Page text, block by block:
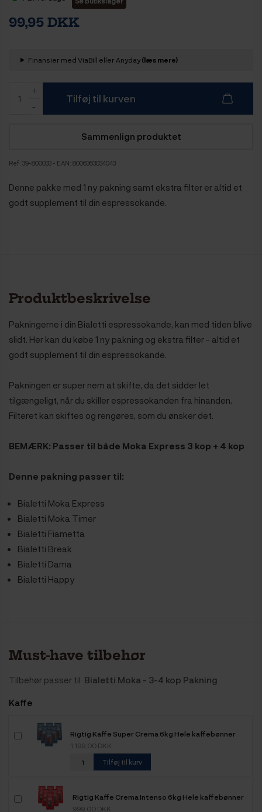
99,95 DKK
Finansier med ViaBill eller Anyday(læs mere)
Tilføj til kurven
Sammenlign produktet
Ref: 39-800033 - EAN: 8006363034043
Denne pakke med 1 ny pakning samt ekstra filter er altid et
godt supplement til din espressokande.
Produktbeskrivelse
Pakningerne i din Bialetti espressokande, kan med tiden blive
slidt. Her kan du købe 1 ny pakning og ekstra filter - altid et
godt supplement til din espressokande.
Pakningen er super nem at skifte, da det sidder let
tilgængeligt, når du skiller espressokanden fra hinanden.
Filteret kan skiftes og rengøres, som du ønsker det.
BEMÆRK: Passer til både Moka Express 3 kop + 4 kop
Denne pakning passer til:
Bialetti Moka Express
Bialetti Moka Timer
Bialetti Fiametta
Bialetti Break
Bialetti Dama
Bialetti Happy
Must-have tilbehør
Tilbehør passer til Bialetti Moka - 3-4 kop Pakning
Kaffe
Rigtig Kaffe Super Crema 6kg Hele kaffebønner
1.199,00 DKK
Tilføj til kurv
Rigtig Kaffe Crema Intenso 6kg Hele kaffebønner
999,00 DKK